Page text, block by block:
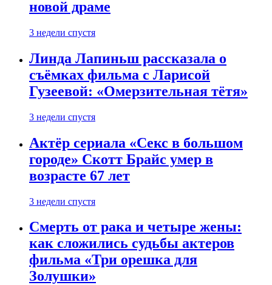
новой драме
3 недели спустя
Линда Лапиньш рассказала о
съёмках фильма с Ларисой
Гузеевой: «Омерзительная тётя»
3 недели спустя
Актёр сериала «Секс в большом
городе» Скотт Брайс умер в
возрасте 67 лет
3 недели спустя
Смерть от рака и четыре жены:
как сложились судьбы актеров
фильма «Три орешка для
Золушки»